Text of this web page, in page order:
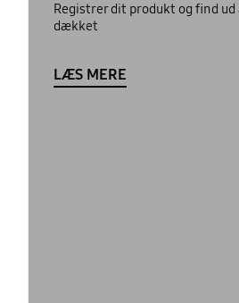
Registrer dit produkt og find ud
dækket
LÆS MERE